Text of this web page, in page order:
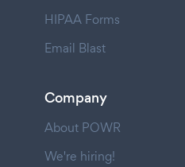
HIPAA Forms
Email Blast
Company
About POWR
We're hiring!